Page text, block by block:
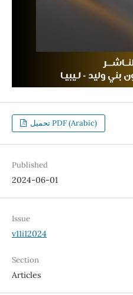
تحميل PDF (Arabic)
Published
2024-06-01
Issue
v11i12024
Section
Articles